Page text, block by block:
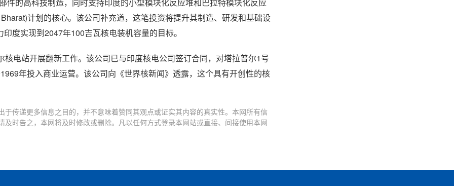
的高科技制造，同时支持印度的小型模块化反应堆和巴拉特模块化反应
计划的核心。该公司补充道，这笔投资将提升其制造、研发和基础设
度实现到2047年100吉瓦核电装机容量的目标。
电站开展翻新工作。该公司已与印度核电公司签订合同，对塔拉普尔1号
年投入商业运营。该公司向《世界核新闻》透露，这个具有开创性的核
传递更多信息之目的，并不意味着赞同其观点或证实其内容的真实性。本网所有信
时告之，本网将及时修改或删除。凡以任何方式登录本网站或直接、间接使用本网